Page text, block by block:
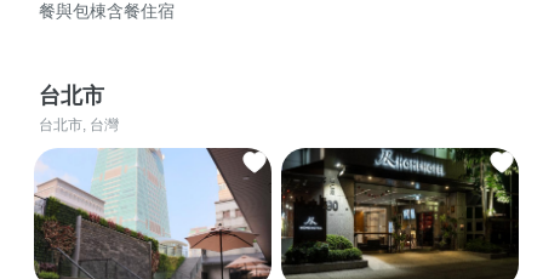
餐與包棟含餐住宿
台北市
台北市, 台灣